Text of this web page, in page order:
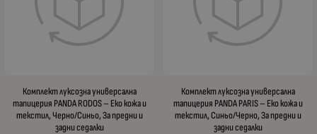
Комплект луксозна универсална
тапицерия PANDA RODOS – Еко кожа и
текстил, Черно/Синьо, За предни и
задни седалки
Комплект луксозна универсална
тапицерия PANDA PARIS – Еко кожа и
текстил, Синьо/Черно, За предни и
задни седалки